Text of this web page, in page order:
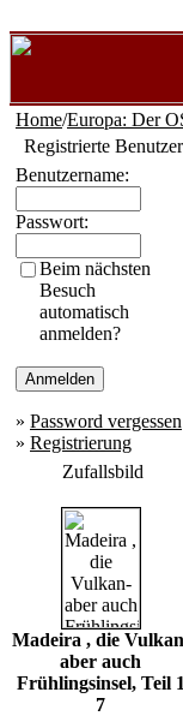
Home/Europa: Der
Registrierte Benutzer
Benutzername:
Passwort:
Beim nächsten
Besuch
automatisch
anmelden?
» Password vergessen
» Registrierung
Zufallsbild
Madeira , die
aber auch
Frühlingsinsel, Teil 1
7